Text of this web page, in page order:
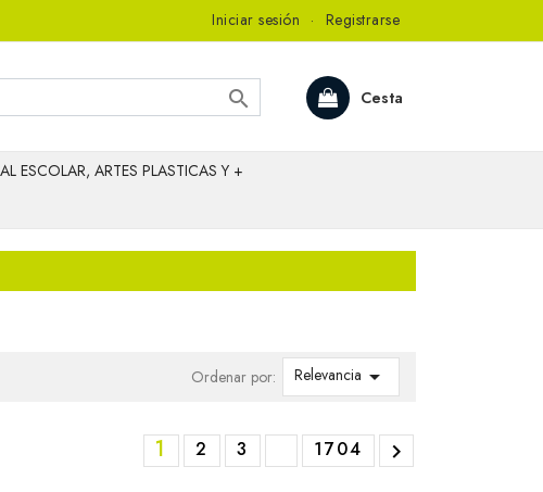
Iniciar sesión · Registrarse
Cesta

ESCOLAR, ARTES PLASTICAS Y +
Ordenar por: Relevancia 
1 2 3 1704 